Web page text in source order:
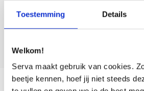
Toestemming Details
Welkom!
Serva maakt gebruik van cookies.
beetje kennen, hoef jij niet steeds
Google Maps is volledig geïntegreerd
Dankzij realtime verkeersinformatie